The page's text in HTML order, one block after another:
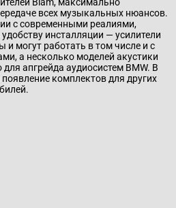
всех музыкальных нюансов.
с современными реалиями,
инсталляции — усилители
могут работать в том числе и с
а несколько моделей акустики
апгрейда аудиосистем BMW. В
комплектов для других